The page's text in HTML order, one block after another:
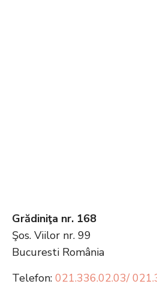
Grădiniţa nr. 168
Şos. Viilor nr. 99
Bucuresti România
Telefon: 021.336.02.03/